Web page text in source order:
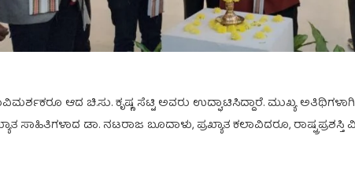
ಆದ ಚಿ.ಸು. ಕೃಷ್ಣ ಸೆಟ್ಟಿ ಅವರು ಉದ್ಘಾಟಿಸಿದ್ದಾರೆ. ಮುಖ್ಯ
ಸಾಹಿತಿಗಳಾದ ಡಾ. ನಟರಾಜ ಬೂದಾಳು, ಪ್ರಖ್ಯಾತ ಕಲಾವಿದರೂ,